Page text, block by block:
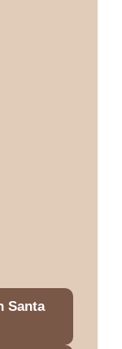
Santa